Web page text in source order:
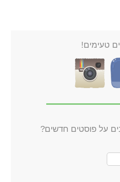
טעימים!
על פוסטים חדשים?